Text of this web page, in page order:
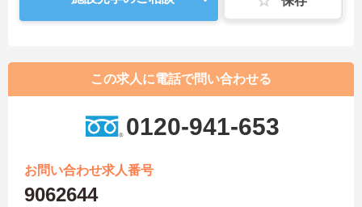
この求人に電話で問い合わせる
0120-941-653
お問い合わせ求人番号
9062644